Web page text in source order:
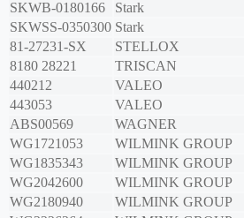
SKWB-0180166
Stark
SKWSS-0350300 Stark
81-27231-SX
STELLOX
8180 28221
TRISCAN
440212
VALEO
443053
VALEO
ABS00569
WAGNER
WG1721053
WILMINK GROUP
WG1835343
WILMINK GROUP
WG2042600
WILMINK GROUP
WG2180940
WILMINK GROUP